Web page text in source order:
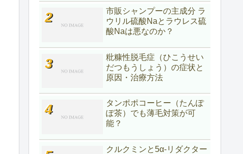
市販シャンプーの主成分 ラ
ウリル硫酸Naとラウレス硫
酸Naは悪なのか？
粃糠性脱毛症（ひこうせい
だつもうしょう）の症状と
原因・治療方法
タンポポコーヒー（たんぽ
ぽ茶）でも薄毛対策が可
能？
クルクミンと5α-リダクター